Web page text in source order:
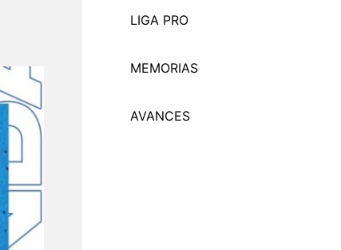
LIGA PRO
MEMORIAS
AVANCES